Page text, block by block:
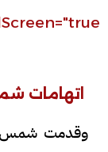
اتهامات
وقدمت شمس